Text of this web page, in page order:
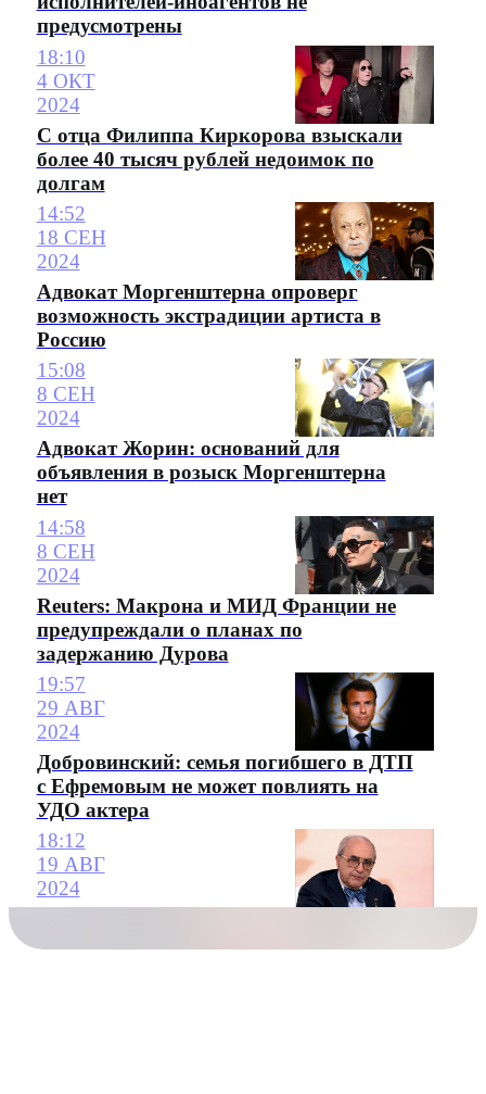
предусмотрены
18:10
4 ОКТ
2024
С отца Филиппа Киркорова взыскали
более 40 тысяч рублей недоимок по
долгам
14:52
18 СЕН
2024
Адвокат Моргенштерна опроверг
возможность экстрадиции артиста в
Россию
15:08
8 СЕН
2024
Адвокат Жорин: оснований для
объявления в розыск Моргенштерна
нет
14:58
8 СЕН
2024
Reuters: Макрона и МИД Франции не
предупреждали о планах по
задержанию Дурова
19:57
29 АВГ
2024
Добровинский: семья погибшего в ДТП
с Ефремовым не может повлиять на
УДО актера
18:12
19 АВГ
2024